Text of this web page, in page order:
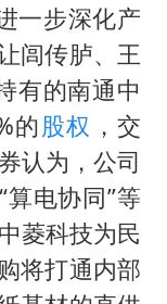
一步深化产
闾传胪、王
有的南通中
的 股权 ，交
认为，公司
电协同”等
菱科技为民
将打通内部